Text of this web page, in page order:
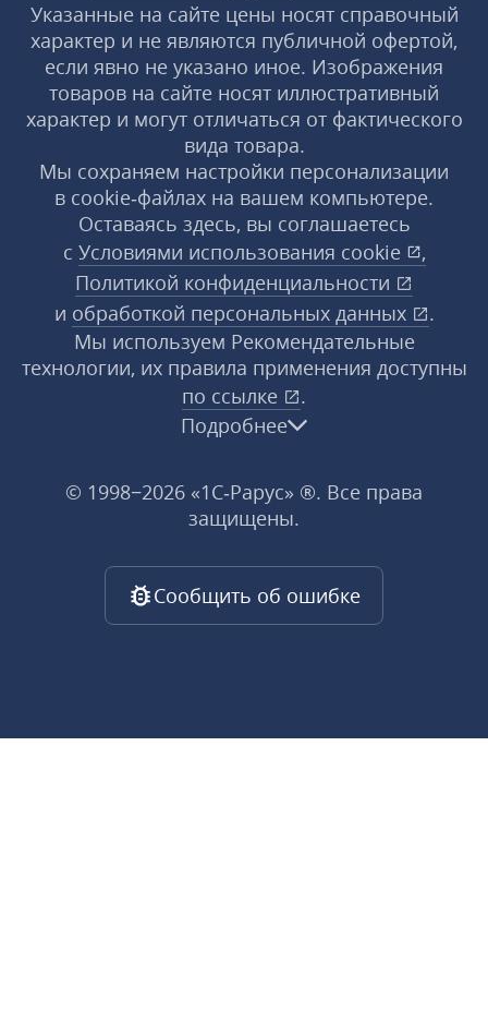
Указанные на сайте цены носят справочный
характер и не являются публичной офертой,
если явно не указано иное. Изображения
товаров на сайте носят иллюстративный
характер и могут отличаться от фактического
вида товара.
Мы сохраняем настройки персонализации
в cookie‑файлах на вашем компьютере.
Оставаясь здесь, вы соглашаетесь
с Условиями использования cookie
,
Политикой конфиденциальности
и обработкой персональных данных
.
Мы используем Рекомендательные
технологии, их правила применения доступны
по ссылке
.
Подробнее
© 1998−2026 «1С‑Рарус» ®. Все права
защищены.
Сообщить об ошибке